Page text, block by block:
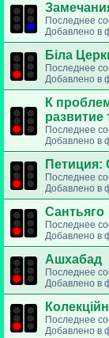
Последнее
Добавлено в
Біла
Последнее
Добавлено в
К
развитие
Последнее
Добавлено в
Петиция:
Последнее
Добавлено в
Сантьяго
Последнее
Добавлено в
Ашхабад
Последнее
Добавлено в
Последнее
Добавлено в